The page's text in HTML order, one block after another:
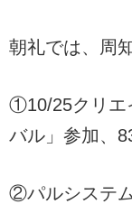
朝礼では、周
①10/25クリエ
バル」参加、
②パルシステ